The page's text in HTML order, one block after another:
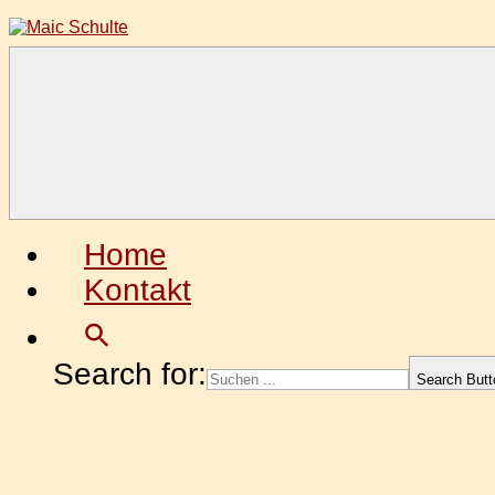
Zum
Inhalt
Home
Kontakt
Search for: Search